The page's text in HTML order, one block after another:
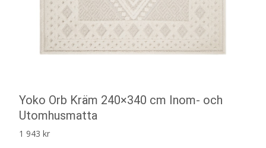
Yoko Orb Kräm 240×340 cm Inom- och
Utomhusmatta
1 943 kr